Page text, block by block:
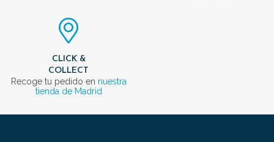
CLICK &
COLLECT
Recoge tu pedido en nuestra
tienda de Madrid